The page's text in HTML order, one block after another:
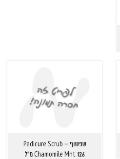
שפשוף Pedicure Scrub –
Chamomile Mnt 126 מ"ל